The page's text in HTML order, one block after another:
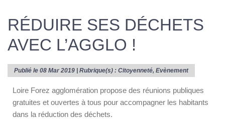
RÉDUIRE SES DÉCHETS
AVEC L’AGGLO !
Publié le 08 Mar 2019 | Rubrique(s) : Citoyenneté, Evènement
Loire Forez agglomération propose des réunions publiques
gratuites et ouvertes à tous pour accompagner les habitants
dans la réduction des déchets.